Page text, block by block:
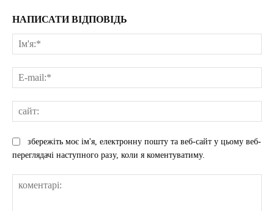
НАПИСАТИ ВІДПОВІДЬ
збережіть моє ім'я, електронну пошту та веб-сайт у цьому веб-
переглядачі наступного разу, коли я коментуватиму.